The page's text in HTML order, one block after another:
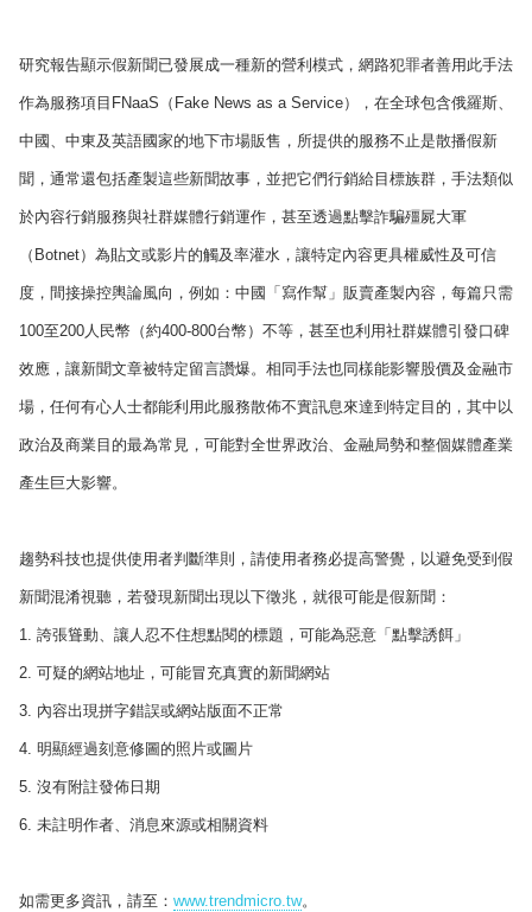
研究報告顯示假新聞已發展成一種新的營利模式，網路犯罪者善用此手法
作為服務項目FNaaS（Fake News as a Service），在全球包含俄羅斯、
中國、中東及英語國家的地下市場販售，所提供的服務不止是散播假新
聞，通常還包括產製這些新聞故事，並把它們行銷給目標族群，手法類似
於內容行銷服務與社群媒體行銷運作，甚至透過點擊詐騙殭屍大軍
（Botnet）為貼文或影片的觸及率灌水，讓特定內容更具權威性及可信
度，間接操控輿論風向，例如：中國「寫作幫」販賣產製內容，每篇只需
100至200人民幣（約400-800台幣）不等，甚至也利用社群媒體引發口碑
效應，讓新聞文章被特定留言讚爆。相同手法也同樣能影響股價及金融市
場，任何有心人士都能利用此服務散佈不實訊息來達到特定目的，其中以
政治及商業目的最為常見，可能對全世界政治、金融局勢和整個媒體產業
產生巨大影響。
趨勢科技也提供使用者判斷準則，請使用者務必提高警覺，以避免受到假
新聞混淆視聽，若發現新聞出現以下徵兆，就很可能是假新聞：
1. 誇張聳動、讓人忍不住想點閱的標題，可能為惡意「點擊誘餌」
2. 可疑的網站地址，可能冒充真實的新聞網站
3. 內容出現拼字錯誤或網站版面不正常
4. 明顯經過刻意修圖的照片或圖片
5. 沒有附註發佈日期
6. 未註明作者、消息來源或相關資料
如需更多資訊，請至： www.trendmicro.tw。